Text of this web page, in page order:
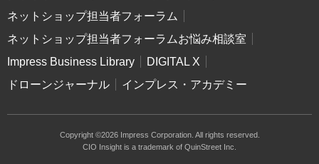
ネットショップ担当者フォーラム
ネットショップ担当者フォーラムお悩み相談室
Impress Business Library
DIGITAL X
ドローンジャーナル
インプレス・アカデミー
Copyright ©2026 Impress Corporation. All rights reserved.
CIO Insight is a trademark of QuinStreet Inc.